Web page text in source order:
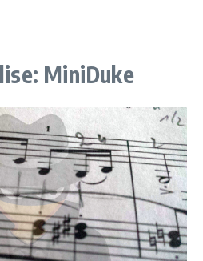
MiniDuke